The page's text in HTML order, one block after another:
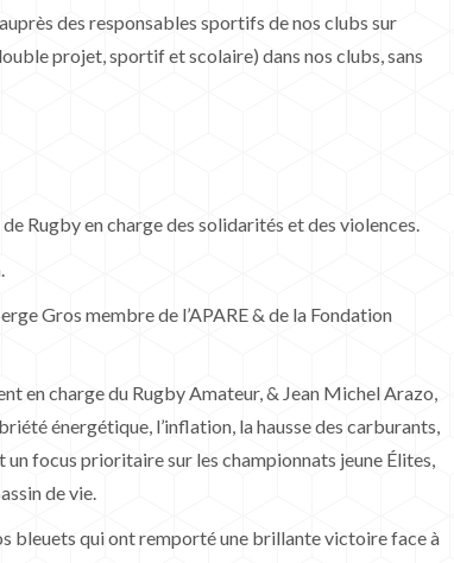
des responsables sportifs de nos clubs sur
projet, sportif et scolaire) dans nos clubs, sans
Rugby en charge des solidarités et des violences.
Gros membre de l’APARE & de la Fondation
en charge du Rugby Amateur, & Jean Michel Arazo,
énergétique, l’inflation, la hausse des carburants,
focus prioritaire sur les championnats jeune Élites,
de vie.
bleuets qui ont remporté une brillante victoire face à